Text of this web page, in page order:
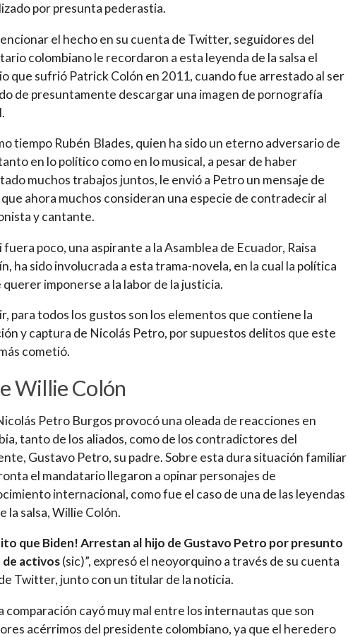
por presunta pederastia.
el hecho en su cuenta de Twitter, seguidores del
colombiano le recordaron a esta leyenda de la salsa el
que sufrió Patrick Colón en 2011, cuando fue arrestado al ser
de presuntamente descargar una imagen de pornografía
tiempo Rubén Blades, quien ha sido un eterno adversario de
en lo político como en lo musical, a pesar de haber
muchos trabajos juntos, le envió a Petro un mensaje de
que ahora muchos consideran una especie de contradecir al
y cantante.
fuera poco, una aspirante a la Asamblea de Ecuador, Raisa
ha sido involucrada a esta trama-novela, en la cual la política
querer imponerse a la labor de la justicia.
para todos los gustos son los elementos que contiene la
y captura de Nicolás Petro, por supuestos delitos que este
cometió.
Willie Colón
Petro Burgos provocó una oleada de reacciones en
tanto de los aliados, como de los contradictores del
Gustavo Petro, su padre. Sobre esta dura situación familiar
el mandatario llegaron a opinar personajes de
internacional, como fue el caso de una de las leyendas
la salsa, Willie Colón.
que Biden! Arrestan al hijo de Gustavo Petro por presunto
de activos(sic)”, expresó el neoyorquino a través de su cuenta
Twitter, junto con un titular de la noticia.
comparación cayó muy mal entre los internautas que son
acérrimos del presidente colombiano, ya que el heredero